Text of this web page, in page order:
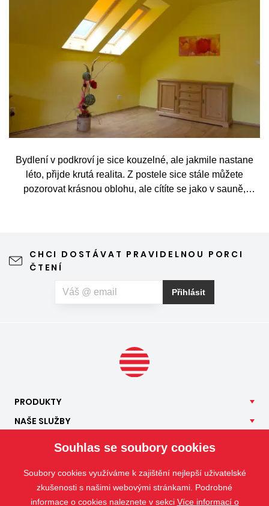
Bydlení v podkroví je sice kouzelné, ale jakmile nastane
léto, přijde krutá realita. Z postele sice stále můžete
pozorovat krásnou oblohu, ale cítíte se jako v sauně,
CHCI DOSTÁVAT PRAVIDELNOU PORCI
ČTENÍ
Přihlásit
PRODUKTY
NAŠE SLUŽBY
KONTAKT
Souhlas se soubory cookies
Soubory cookies využíváme k zajištění nejlepší uživatelské
zkušenosti s našimi webovými stránkami. Podrobné
informace o cookies naleznete v sekci Více informací o